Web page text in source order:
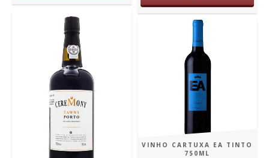
VINHO CARTUXA EA TINTO
750ML